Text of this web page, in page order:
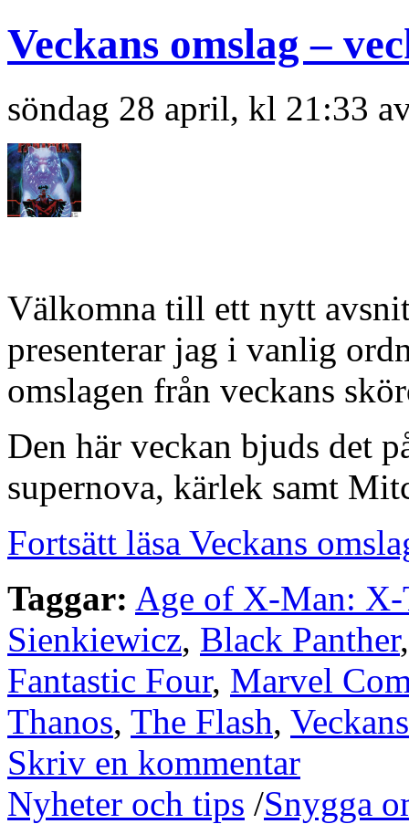
Veckans omslag –
söndag 28 april, kl 21:33
Välkomna till ett nytt
presenterar jag i vanlig
omslagen från veckans
Den här veckan bjuds det
supernova, kärlek samt
Fortsätt läsa Veckans
Taggar: Age of X-Man: X-
Sienkiewicz, Black Panther
Fantastic Four, Marvel
Thanos, The Flash,
Skriv en kommentar
Nyheter och tips /Snygga